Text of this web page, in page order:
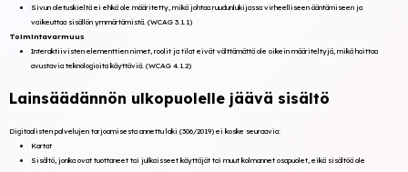
Sivun oletuskieltä ei ehkä ole määritetty, mikä johtaa ruudunlukijassa virheelliseen ääntämiseen ja
vaikeuttaa sisällön ymmärtämistä. (WCAG 3.1.1)
Toimintavarmuus
Interaktiivisten elementtien nimet, roolit ja tilat eivät välttämättä ole oikein määriteltyjä, mikä haittaa
avustavia teknologioita käyttäviä. (WCAG 4.1.2)
Lainsäädännön ulkopuolelle jäävä sisältö
Digitaalisten palvelujen tarjoamisesta annettu laki (306/2019) ei koske seuraavia:
Kartat
Sisältö, jonka ovat tuottaneet tai julkaisseet käyttäjät tai muut kolmannet osapuolet, eikä sisältöä ole